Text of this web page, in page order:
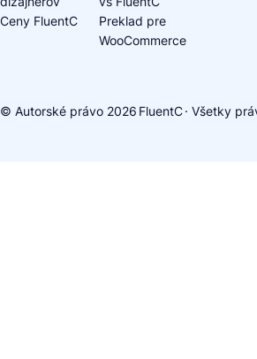
Ceny FluentC
Preklad pre
WooCommerce
© Autorské právo 2026 FluentC· Všetky